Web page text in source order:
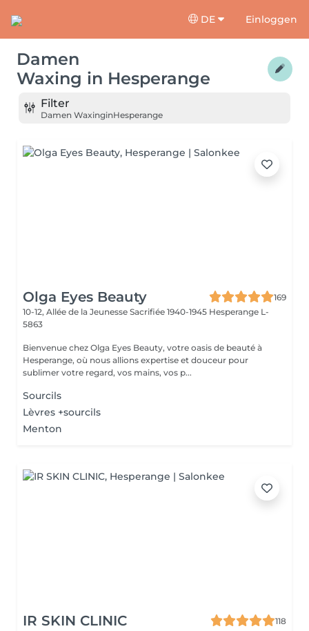
DE Einloggen
Damen
Waxing in Hesperange
Filter
Damen WaxinginHesperange
Olga Eyes Beauty
169
10-12, Allée de la Jeunesse Sacrifiée 1940-1945 Hesperange L-
5863
Bienvenue chez Olga Eyes Beauty, votre oasis de beauté à
Hesperange, où nous allions expertise et douceur pour
sublimer votre regard, vos mains, vos p...
Sourcils
Lèvres +sourcils
Menton
IR SKIN CLINIC
118